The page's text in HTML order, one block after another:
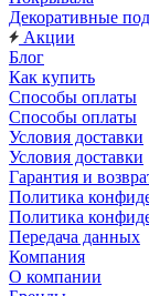
Декоративные
Акции
Блог
Как купить
Способы оплаты
Способы оплаты
Условия доставки
Условия доставки
Гарантия и
Политика
Политика
Передача данных
Компания
О компании